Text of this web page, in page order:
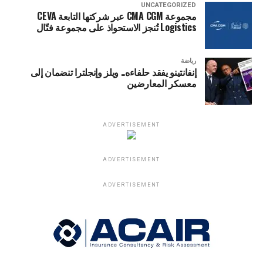
UNCATEGORIZED
مجموعة CMA CGM عبر شركتها التابعة CEVA
Logistics تُنجز الاستحواذ على مجموعة فتّال
رياضة
إنفانتينو يفقد حلفاءه.. ويلز وإنجلترا تنضمان إلى
معسكر المعارضين
ADVERTISEMENT
ADVERTISEMENT
ADVERTISEMENT